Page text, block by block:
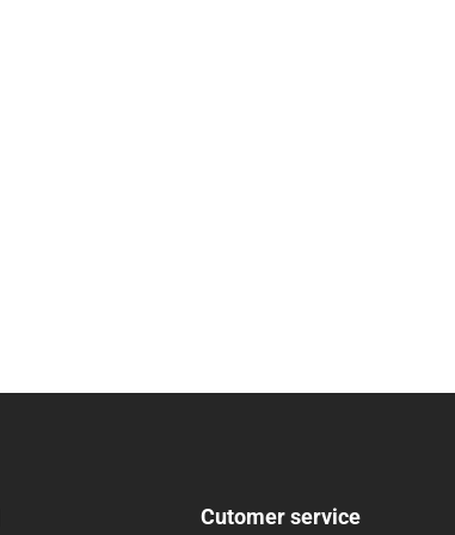
Cutomer service